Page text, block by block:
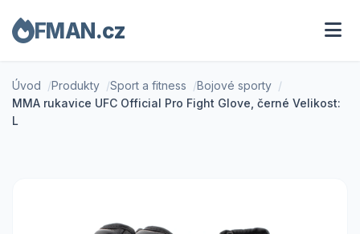
FMAN.cz
Úvod Produkty Sport a fitness
Bojové sporty
MMA rukavice UFC Official Pro Fight Glove, černé Velikost:
L